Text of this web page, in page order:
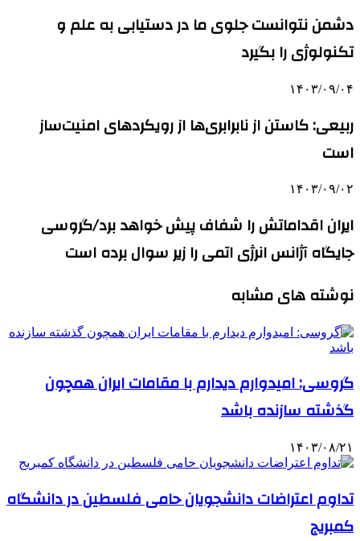
دشمن نتوانست جلوی ما در دستیابی به علم و
تکنولوژی را بگیرد
۱۴۰۳/۰۹/۰۴
ربیعی: کاستن از نابرابری‌ها از رویکردهای امنیت‌ساز
است
۱۴۰۳/۰۹/۰۲
ایران اقداماتش را شفاف پیش خواهد برد/گروسی
جایگاه آژانس انرژی اتمی را زیر سوال برده است
نوشته های مشابه
گروسی: امیدوارم دیدارم با مقامات ایران همچون
گذشته سازنده باشد
۱۴۰۳/۰۸/۲۱
تداوم اعتراضات دانشجویان حامی فلسطین در دانشگاه
کمبریج